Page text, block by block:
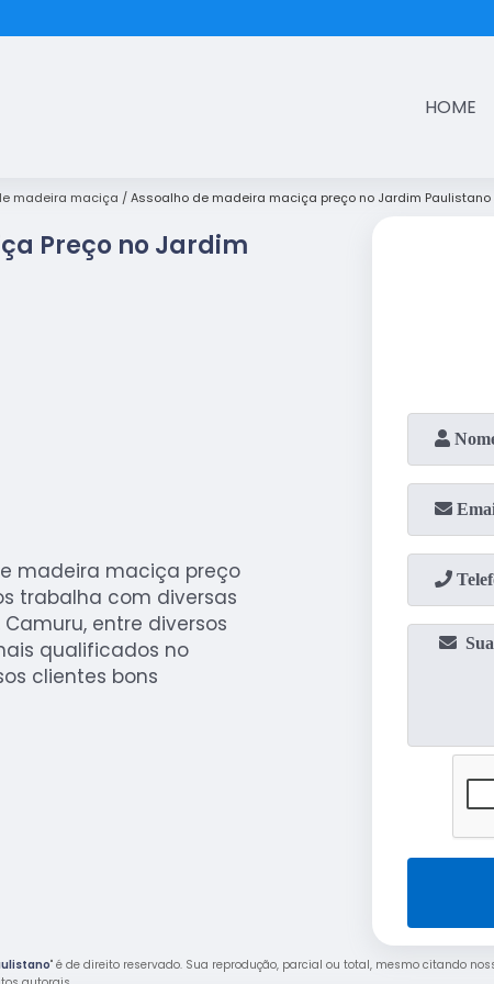
HOME
madeira maciça Assoalho de madeira maciça preço no Jardim Paulistano
Preço no Jardim
madeira maciça preço
trabalha com diversas
entre diversos
qualificados no
clientes bons
" é de direito reservado. Sua reprodução, parcial ou total, mesmo citando